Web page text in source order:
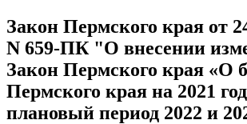
Закон Пермского края от
N 659-ПК "О внесении
Закон Пермского края «О
Пермского края на 2021
плановый период 2022 и